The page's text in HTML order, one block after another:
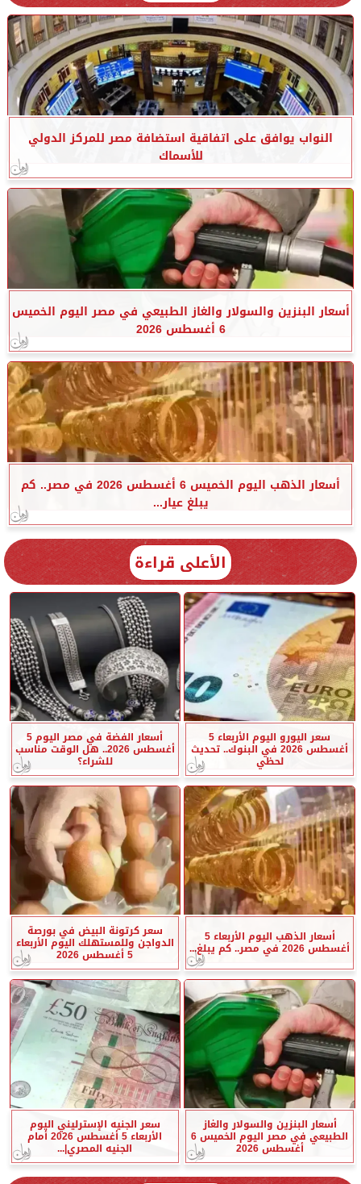
النواب يوافق على اتفاقية استضافة مصر للمركز الدولي
للأسماك
أسعار البنزين والسولار والغاز الطبيعي في مصر اليوم الخميس
6 أغسطس 2026
أسعار الذهب اليوم الخميس 6 أغسطس 2026 في مصر.. كم
يبلغ عيار...
الأعلى قراءة
سعر اليورو اليوم الأربعاء 5
أغسطس 2026 في البنوك.. تحديث
لحظي
أسعار الفضة في مصر اليوم 5
أغسطس 2026.. هل الوقت مناسب
للشراء؟
أسعار الذهب اليوم الأربعاء 5
أغسطس 2026 في مصر.. كم يبلغ...
سعر كرتونة البيض في بورصة
الدواجن وللمستهلك اليوم الأربعاء
5 أغسطس 2026
أسعار البنزين والسولار والغاز
الطبيعي في مصر اليوم الخميس 6
أغسطس 2026
سعر الجنيه الإسترليني اليوم
الأربعاء 5 أغسطس 2026 أمام
الجنيه المصري|...